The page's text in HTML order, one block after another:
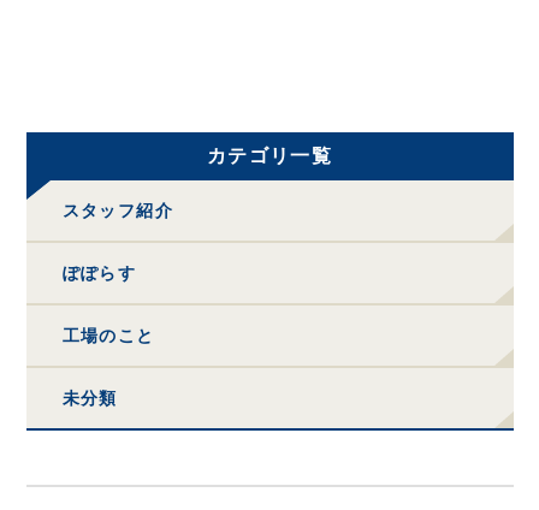
カテゴリ一覧
スタッフ紹介
ぽぽらす
工場のこと
未分類